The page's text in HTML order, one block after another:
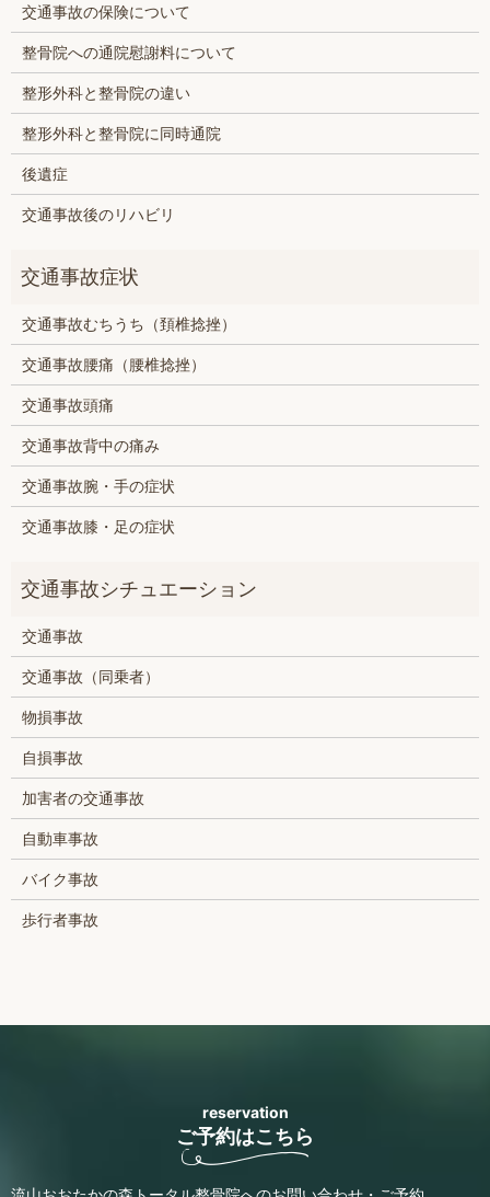
交通事故の保険について
整骨院への通院慰謝料について
整形外科と整骨院の違い
整形外科と整骨院に同時通院
後遺症
交通事故後のリハビリ
交通事故むちうち（頚椎捻挫）
交通事故腰痛（腰椎捻挫）
交通事故頭痛
交通事故背中の痛み
交通事故腕・手の症状
交通事故膝・足の症状
交通事故
交通事故（同乗者）
物損事故
自損事故
加害者の交通事故
自動車事故
バイク事故
歩行者事故
reservation
ご予約はこちら